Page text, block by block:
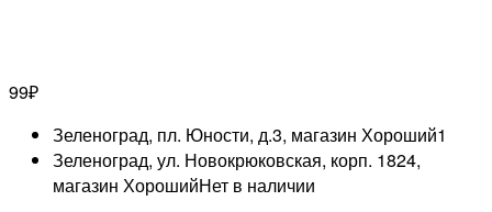
99₽
Зеленоград, пл. Юности, д.3, магазин Хороший1
Зеленоград, ул. Новокрюковская, корп. 1824,
магазин ХорошийНет в наличии